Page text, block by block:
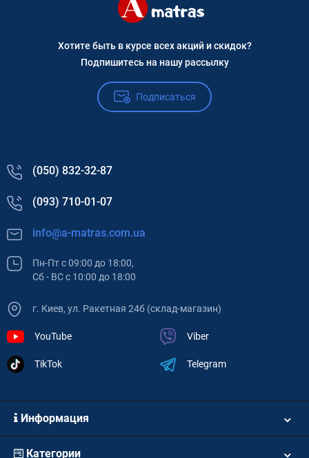
Хотите быть в курсе всех акций и скидок?
Подпишитесь на нашу рассылку
Подписаться
(050) 832-32-87
(093) 710-01-07
info@a-matras.com.ua
Пн-Пт с 09:00 до 18:00,
Сб - ВС с 10:00 до 18:00
г. Киев, ул. Ракетная 24б (склад-магазин)
YouTube
TikTok
Viber
Telegram
Информация
Категории